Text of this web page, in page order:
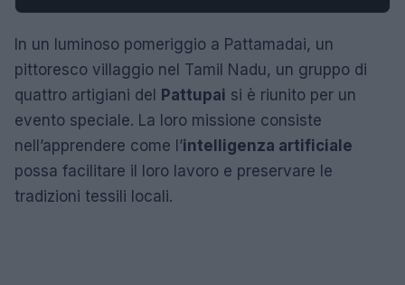
In un luminoso pomeriggio a Pattamadai, un
pittoresco villaggio nel Tamil Nadu, un gruppo di
quattro artigiani del Pattupai si è riunito per un
evento speciale. La loro missione consiste
nell’apprendere come l’intelligenza artificiale
possa facilitare il loro lavoro e preservare le
tradizioni tessili locali.